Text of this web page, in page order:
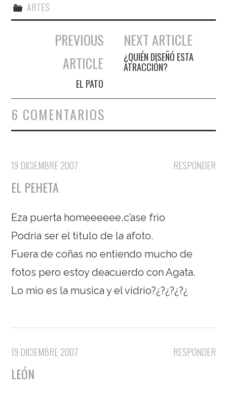
ARTES
PREVIOUS
ARTICLE
EL PATO
NEXT ARTICLE
¿QUIÉN DISEÑÓ ESTA
ATRACCIÓN?
6 COMENTARIOS
RESPONDER
19 DICIEMBRE 2007
EL PEHETA
Eza puerta homeeeeee,c’ase frio
Podria ser el titulo de la afoto.
Fuera de coñas no entiendo mucho de
fotos pero estoy deacuerdo con Agata.
Lo mio es la musica y el vidrio?¿?¿?¿?¿
RESPONDER
19 DICIEMBRE 2007
LEÓN